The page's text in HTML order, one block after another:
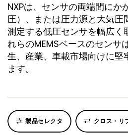
NXPは、センサの両端間にか
圧）、または圧力源と大気圧
測定する低圧センサを幅広く
れらのMEMSベースのセンサ
生、産業、車載市場向けに堅
ます。
製品セレクタ クロス・リ